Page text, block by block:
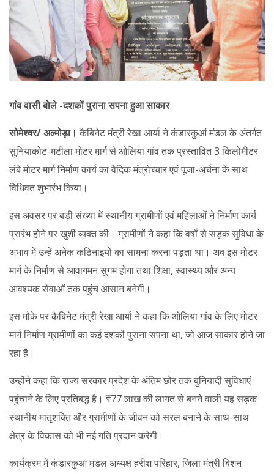
गांव वासी बोले -दशकों पुराना सपना हुआ साकार
सोमेश्वर/ अल्मोड़ा। कैबिनेट मंत्री रेखा आर्या ने कंडारकुआं मंडल के अंतर्गत
सुनियाकोट-मटीला मोटर मार्ग से ओलिया गांव तक प्रस्तावित 3 किलोमीटर
लंबे मोटर मार्ग निर्माण कार्य का वैदिक मंत्रोच्चार एवं पूजा-अर्चना के साथ
विधिवत शुभारंभ किया।
इस अवसर पर बड़ी संख्या में स्थानीय ग्रामीणों एवं महिलाओं ने निर्माण कार्य
प्रारंभ होने पर खुशी व्यक्त की। ग्रामीणों ने कहा कि वर्षों से सड़क सुविधा के
अभाव में उन्हें अनेक कठिनाइयों का सामना करना पड़ता था। अब इस मोटर
मार्ग के निर्माण से आवागमन सुगम होगा तथा शिक्षा, स्वास्थ्य और अन्य
आवश्यक सेवाओं तक पहुंच आसान बनेगी।
इस मौके पर कैबिनेट मंत्री रेखा आर्या ने कहा कि ओलिया गांव के लिए मोटर
मार्ग निर्माण ग्रामीणों का कई दशकों पुराना सपना था, जो आज साकार होने जा
रहा है।
उन्होंने कहा कि राज्य सरकार प्रदेश के अंतिम छोर तक बुनियादी सुविधाएं
पहुंचाने के लिए प्रतिबद्ध है। ₹77 लाख की लागत से बनने वाली यह सड़क
स्थानीय मातृशक्ति और ग्रामीणों के जीवन को सरल बनाने के साथ-साथ
क्षेत्र के विकास को भी नई गति प्रदान करेगी।
कार्यक्रम में कंडारकुआं मंडल अध्यक्ष हरीश परिहार, जिला मंत्री बिशन